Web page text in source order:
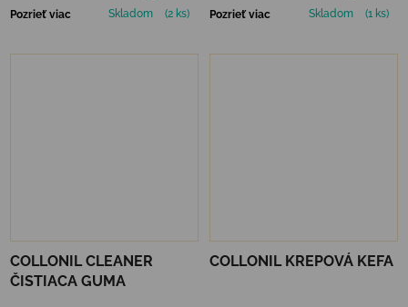
Pozrieť viac Skladom (2 ks) Pozrieť viac Skladom (1 ks)
COLLONIL CLEANER
ČISTIACA GUMA
COLLONIL KREPOVÁ KEFA